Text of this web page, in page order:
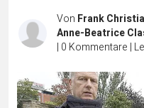
Von Frank
Anne-Beatrice
| 0 Kommentare |